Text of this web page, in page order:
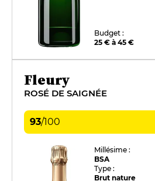
Budget :
25 € à 45 €
Fleury
ROSÉ DE SAIGNÉE
93/100
Millésime :
BSA
Type :
Brut nature